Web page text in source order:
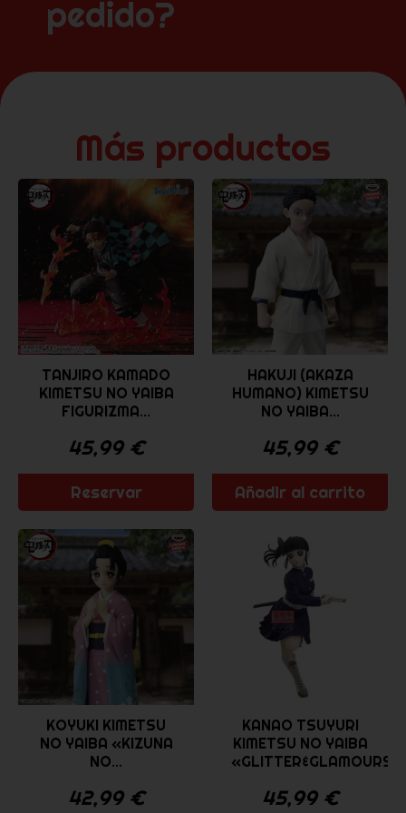
pedido?
Más productos
TANJIRO KAMADO
KIMETSU NO YAIBA
FIGURIZMA...
45,99 €
Reservar
HAKUJI (AKAZA
HUMANO) KIMETSU
NO YAIBA...
45,99 €
Añadir al carrito
KOYUKI KIMETSU
NO YAIBA «KIZUNA
NO...
42,99 €
KANAO TSUYURI
KIMETSU NO YAIBA
45,99 €